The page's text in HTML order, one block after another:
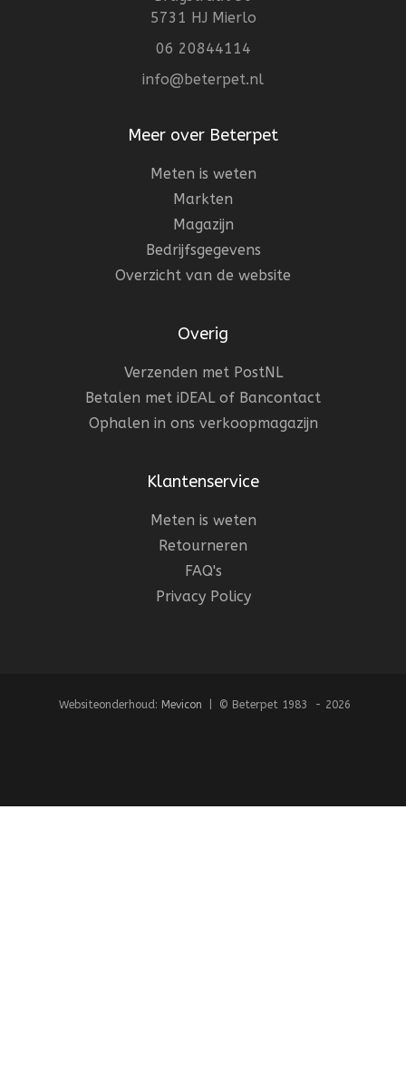
5731 HJ Mierlo
06 20844114
info@beterpet.nl
Meer over Beterpet
Meten is weten
Markten
Magazijn
Bedrijfsgegevens
Overzicht van de website
Overig
Verzenden met PostNL
Betalen met iDEAL of Bancontact
Ophalen in ons verkoopmagazijn
Klantenservice
Meten is weten
Retourneren
FAQ's
Privacy Policy
Websiteonderhoud: Mevicon | © Beterpet 1983 - 2026